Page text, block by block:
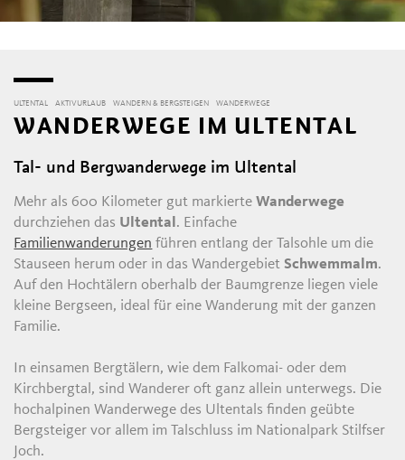
ULTENTAL AKTIVURLAUB WANDERN & BERGSTEIGEN WANDERWEGE
WANDERWEGE IM ULTENTAL
Tal- und Bergwanderwege im Ultental
Mehr als 600 Kilometer gut markierteWanderwege
durchziehen das Ultental . Einfache
Familienwanderungen führen entlang der Talsohle um die
Stauseen herum oder in das WandergebietSchwemmalm.
Auf den Hochtälern oberhalb der Baumgrenze liegen viele
kleine Bergseen, ideal für eine Wanderung mit der ganzen
Familie.
In einsamen Bergtälern, wie dem Falkomai- oder dem
Kirchbergtal, sind Wanderer oft ganz allein unterwegs. Die
hochalpinen Wanderwege des Ultentals finden geübte
Bergsteiger vor allem im Talschluss im Nationalpark Stilfser
Joch.